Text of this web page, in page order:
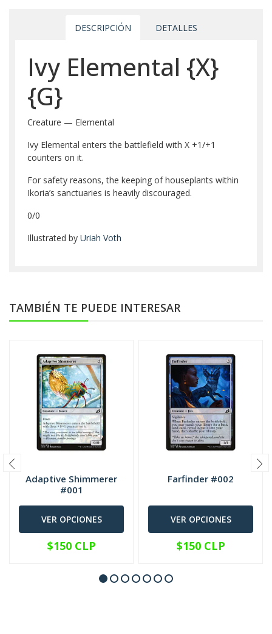
DESCRIPCIÓN DETALLES
Ivy Elemental {X}
{G}
Creature — Elemental
Ivy Elemental enters the battlefield with X +1/+1
counters on it.
For safety reasons, the keeping of houseplants within
Ikoria’s sanctuaries is heavily discouraged.
0/0
Illustrated by Uriah Voth
TAMBIÉN TE PUEDE INTERESAR
Adaptive Shimmerer
#001
VER OPCIONES
$150 CLP
Farfinder #002
VER OPCIONES
$150 CLP